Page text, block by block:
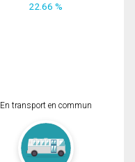
22.66 %
En transport en commun